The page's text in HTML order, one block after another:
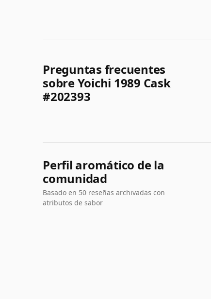
Preguntas frecuentes
sobre Yoichi 1989 Cask
#202393
Perfil aromático de la
comunidad
Basado en 50 reseñas archivadas con
atributos de sabor